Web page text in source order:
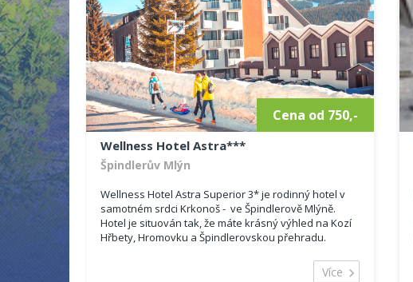
Cena od 750,-
Wellness Hotel Astra***
Špindlerův Mlýn
Wellness Hotel Astra Superior 3* je rodinný hotel v
samotném srdci Krkonoš - ve Špindlerově Mlýně.
Hotel je situován tak, že máte krásný výhled na Kozí
Hřbety, Hromovku a Špindlerovskou přehradu.
Více